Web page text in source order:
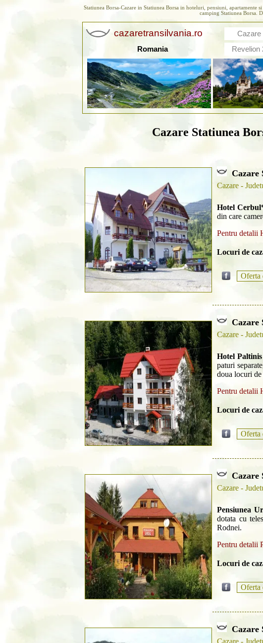
Statiunea Borsa-Cazare in Statiunea Borsa in hoteluri, pensiuni, apartamente
camping Statiunea Borsa.
cazaretransilvania.ro Cazare
Romania
Revelion
Cazare Statiunea
Cazare
Cazare -
Hotel
din care
Pentru detalii
Locuri de
Oferta
Cazare
Cazare -
Hotel
paturi
doua locuri
Pentru detalii
Locuri de
Oferta
Cazare
Cazare -
Pensiunea
dotata cu
Rodnei.
Pentru detalii
Locuri de
Oferta
Cazare
Cazare -